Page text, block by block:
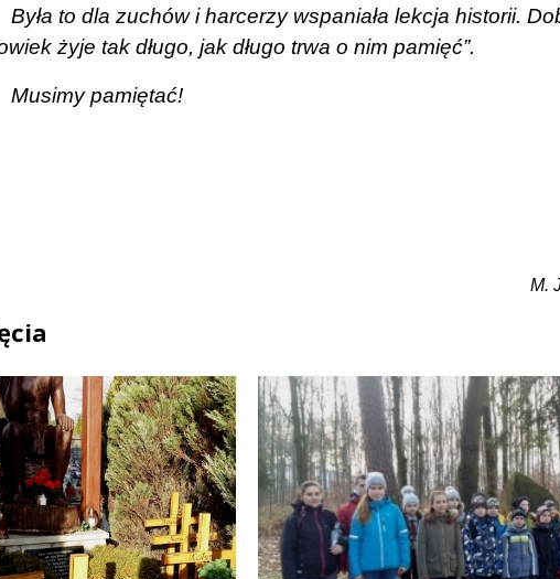
Była to dla zuchów i harcerzy wspaniała lekcja historii.
żyje tak długo, jak długo trwa o nim pamięć”.
Musimy pamiętać!
M.